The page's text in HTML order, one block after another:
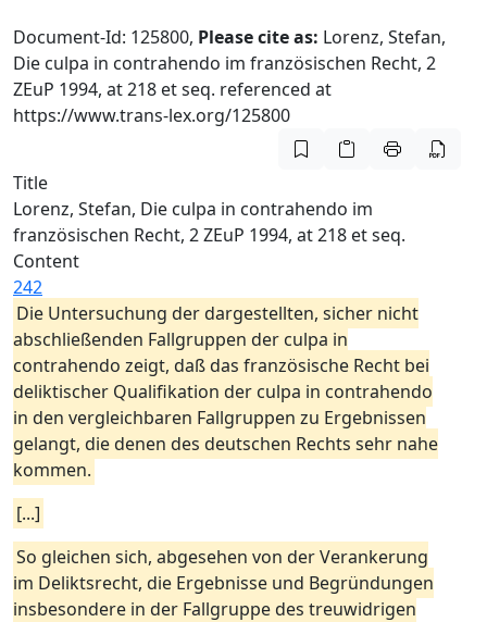
Document-Id: 125800, Please cite as: Lorenz, Stefan,
Die culpa in contrahendo im französischen Recht, 2
ZEuP 1994, at 218 et seq. referenced at
https://www.trans-lex.org/125800
Title
Lorenz, Stefan, Die culpa in contrahendo im
französischen Recht, 2 ZEuP 1994, at 218 et seq.
Content
242
Die Untersuchung der dargestellten, sicher nicht
abschließenden Fallgruppen der culpa in
contrahendo zeigt, daß das französische Recht bei
deliktischer Qualifikation der culpa in contrahendo
in den vergleichbaren Fallgruppen zu Ergebnissen
gelangt, die denen des deutschen Rechts sehr nahe
kommen.
[...]
So gleichen sich, abgesehen von der Verankerung
im Deliktsrecht, die Ergebnisse und Begründungen
insbesondere in der Fallgruppe des treuwidrigen